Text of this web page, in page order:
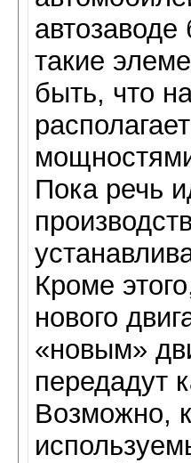
такие
быть, что
Пока речь
Кроме
нового
«новым»
передадут
Возможно,